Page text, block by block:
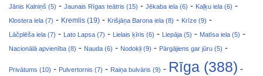
Jānis Kalniņš (5) - Jaunais Rīgas teātris (15) - Jēkaba iela (6) - Kaļķu iela (6) -
Klostera iela (7) - Kremlis (19) - Krišjāņa Barona iela (8) - Krīze (9) -
Lāčplēša iela (7) - Lato Lapsa (7) - Lielais ķīris (6) - Liepāja (5) - Matīsa iela (5) -
Nacionālā apvienība (8) - Nauda (6) - Nodokļi (9) - Pārgājiens gar jūru (5) -
Privātums (10) - Pulvertornis (7) - Raiņa bulvāris (9) - Rīga (388) -